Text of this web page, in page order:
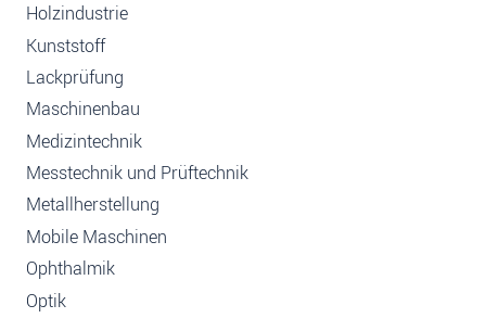
Holzindustrie
Kunststoff
Lackprüfung
Maschinenbau
Medizintechnik
Messtechnik und Prüftechnik
Metallherstellung
Mobile Maschinen
Ophthalmik
Optik